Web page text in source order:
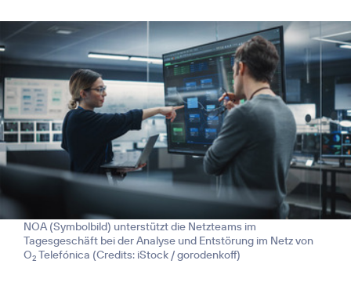
NOA (Symbolbild) unterstützt die Netzteams im
Tagesgeschäft bei der Analyse und Entstörung im Netz von
O2 Telefónica (Credits: iStock / gorodenkoff)